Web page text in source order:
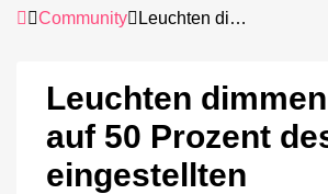
Community Leuchten dimmen alleine auf 50 Prozent des eingestellten Helligkeitswert
Leuchten
auf 50 Prozent
eingestellten